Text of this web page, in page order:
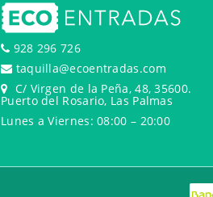
928 296 726
taquilla@ecoentradas.com
C/ Virgen de la Peña, 48, 35600.
Puerto del Rosario, Las Palmas
Lunes a Viernes: 08:00 – 20:00